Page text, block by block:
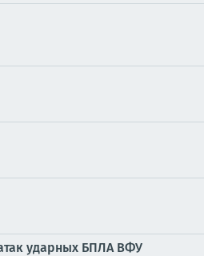
ударных БПЛА ВФУ